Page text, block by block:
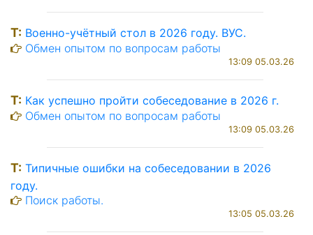
T: Военно-учётный стол в 2026 году. ВУС.
Обмен опытом по вопросам работы
13:09 05.03.26
T: Как успешно пройти собеседование в 2026 г.
Обмен опытом по вопросам работы
13:09 05.03.26
T: Типичные ошибки на собеседовании в 2026
году.
Поиск работы.
13:05 05.03.26